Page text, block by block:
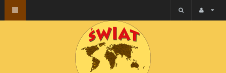
Przełącz
nawigacji